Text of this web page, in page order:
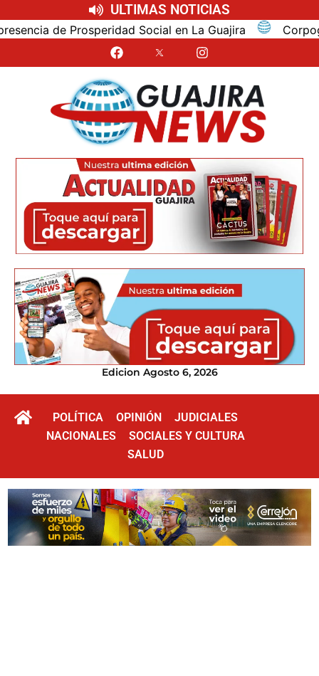
ULTIMAS NOTICIAS
de Prosperidad Social en La Guajira
Edicion Agosto 6, 2026
POLÍTICA OPINIÓN
JUDICIALES
NACIONALES
SOCIALES Y CULTURA
SALUD